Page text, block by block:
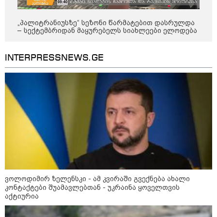
მსოფლიო
13:15 / 08-08-2026
უძველესი სენი და ეპიდემია: აშშ-ში
„პალიტრანიუსზე“ სეზონი წარმატებით დასრულდა
– სექტემბრიდან მაყურებელს სიახლეები ელოდება
INTERPRESSNEWS.GE
ვოლოდიმირ ზელენსკი - ამ კვირაში გვექნება ახალი
კონტაქტები შუამავლებთან - უკრაინა ყოველთვის
აქტიურია